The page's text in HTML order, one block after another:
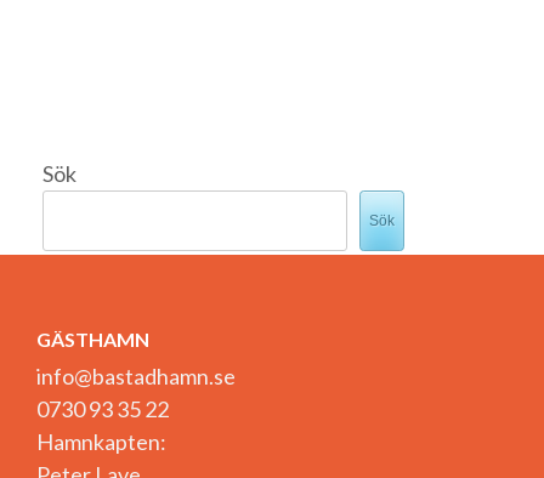
Sök
Sök
GÄSTHAMN
info@bastadhamn.se
0730 93 35 22
Hamnkapten: